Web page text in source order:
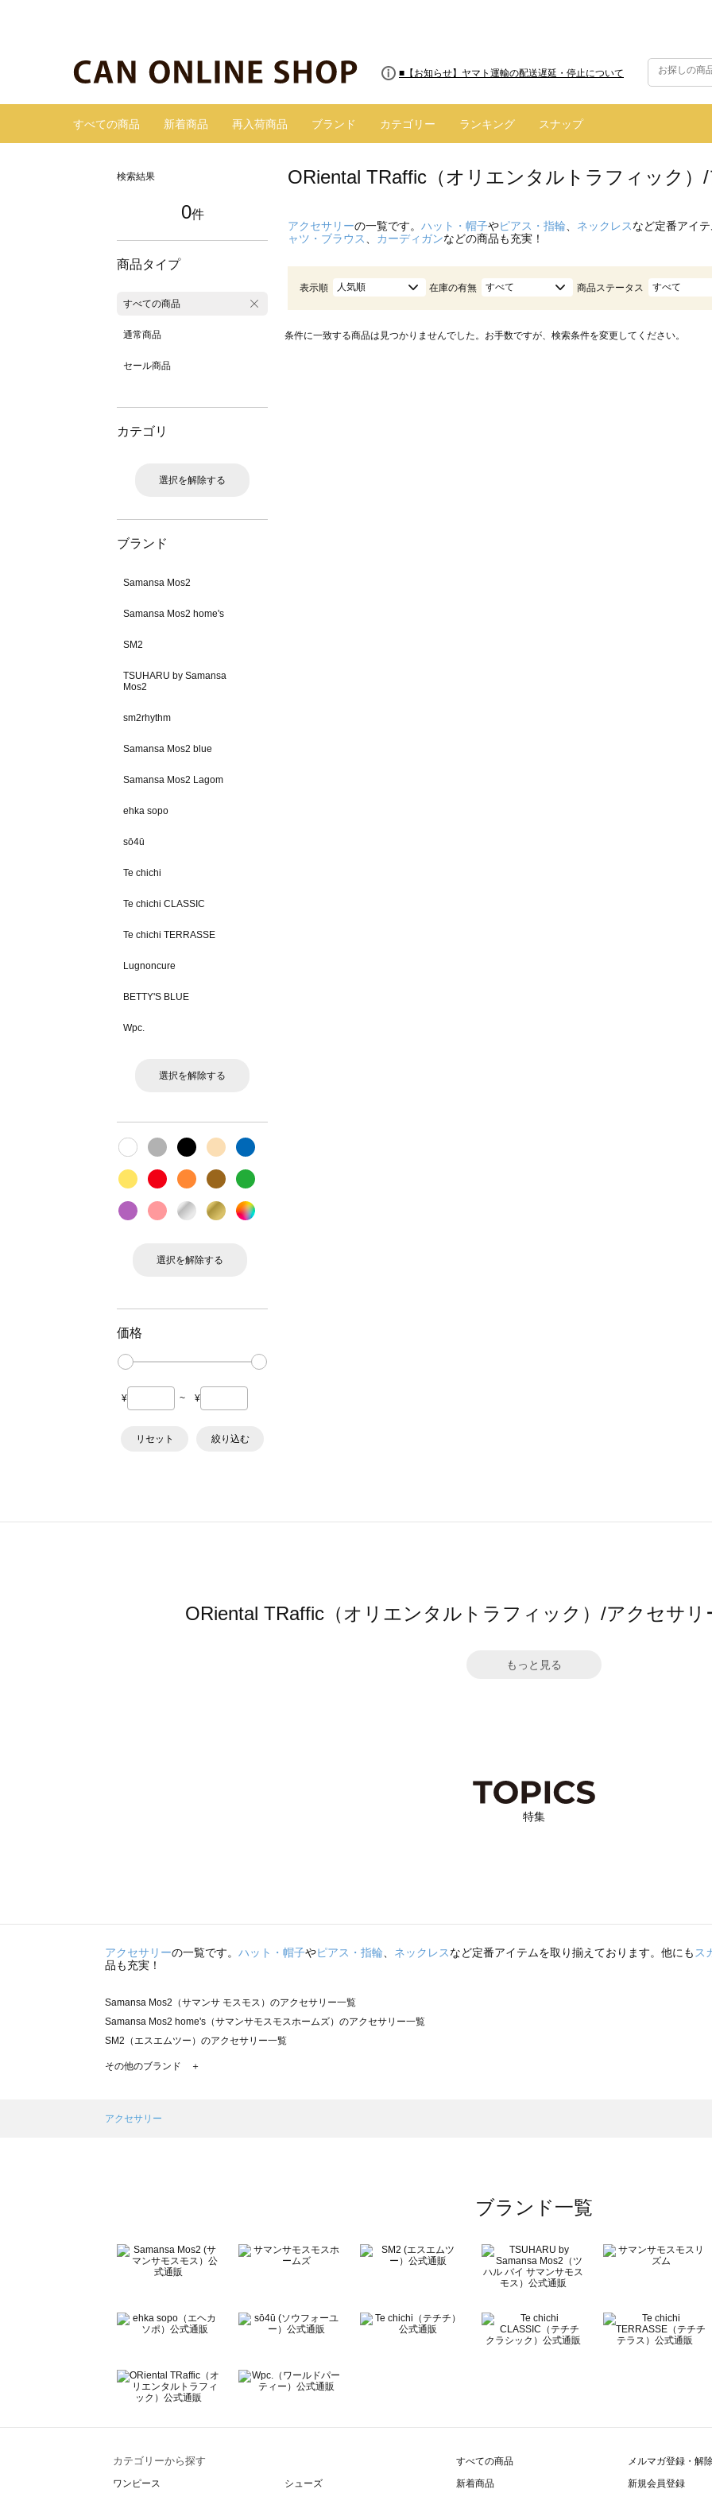
■8/13(木)AM2:00～サイトメンテナンス実施のお知らせ
■【お知らせ】ヤマト運輸の配送遅延・停止について
すべての商品 新着商品 再入荷商品 ブランド カテゴリー ランキング スナップ
検索結果
0件
商品タイプ
すべての商品
通常商品
セール商品
カテゴリ
選択を解除する
ブランド
Samansa Mos2
Samansa Mos2 home's
SM2
TSUHARU by Samansa
Mos2
sm2rhythm
Samansa Mos2 blue
Samansa Mos2 Lagom
ehka sopo
sō4ū
Te chichi
Te chichi CLASSIC
Te chichi TERRASSE
Lugnoncure
BETTY'S BLUE
Wpc.
選択を解除する
選択を解除する
価格
¥ ~ ¥
リセット 絞り込む
ORiental TRaffic（オリエンタルトラフィック）
アクセサリーの一覧です。 ハット・帽子やピアス・指輪 ネックレスなど定番アイ
ャツ・ブラウス
カーディガンなどの商品も充実！
表示順 人気順 在庫の有無 すべて 商品ステータス すべて
条件に一致する商品は見つかりませんでした。お手数ですが、検索条件を変更してください。
ORiental TRaffic（オリエンタルトラフィック）/アクセサ
もっと見る
特集
アクセサリーの一覧です。 ハット・帽子やピアス・指輪 ネックレスなど定番アイテムを取り揃えております。他にも ス
品も充実！
Samansa Mos2（サマンサ モスモス）のアクセサリー一覧
Samansa Mos2 home's（サマンサモスモスホームズ）のアクセサリー一覧
SM2（エスエムツー）のアクセサリー一覧
TSUHARU by Samansa Mos2（ツハルバイサマンサモスモス）のアクセサリー一覧
Samansa Mos2 Lagom（サマンサモスモス ラーゴム）のアクセサリー一覧
BETTY'S BLUE（べティーズブルー）のアクセサリー一覧
Wpc.（ワールドパーティー）のアクセサリー一覧
その他のブランド ＋
アクセサリー
ブランド一覧
カテゴリーから探す
ワンピース シューズ
すべての商品
新着商品
メルマガ登録・解
新規会員登録